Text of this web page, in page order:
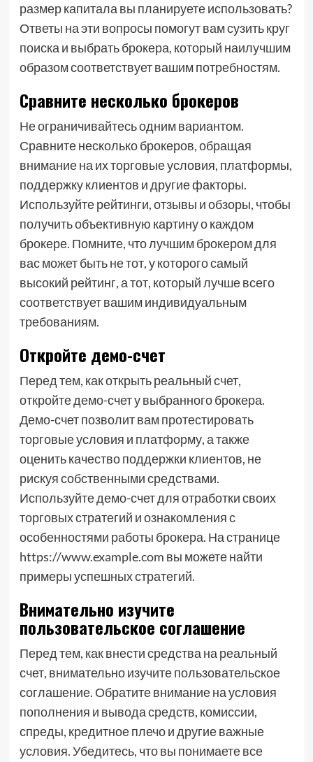
размер капитала вы планируете использовать?
Ответы на эти вопросы помогут вам сузить круг
поиска и выбрать брокера, который наилучшим
образом соответствует вашим потребностям.
Сравните несколько брокеров
Не ограничивайтесь одним вариантом.
Сравните несколько брокеров, обращая
внимание на их торговые условия, платформы,
поддержку клиентов и другие факторы.
Используйте рейтинги, отзывы и обзоры, чтобы
получить объективную картину о каждом
брокере. Помните, что лучшим брокером для
вас может быть не тот, у которого самый
высокий рейтинг, а тот, который лучше всего
соответствует вашим индивидуальным
требованиям.
Откройте демо-счет
Перед тем, как открыть реальный счет,
откройте демо-счет у выбранного брокера.
Демо-счет позволит вам протестировать
торговые условия и платформу, а также
оценить качество поддержки клиентов, не
рискуя собственными средствами.
Используйте демо-счет для отработки своих
торговых стратегий и ознакомления с
особенностями работы брокера. На странице
https://www.example.com вы можете найти
примеры успешных стратегий.
Внимательно изучите
пользовательское соглашение
Перед тем, как внести средства на реальный
счет, внимательно изучите пользовательское
соглашение. Обратите внимание на условия
пополнения и вывода средств, комиссии,
спреды, кредитное плечо и другие важные
условия. Убедитесь, что вы понимаете все